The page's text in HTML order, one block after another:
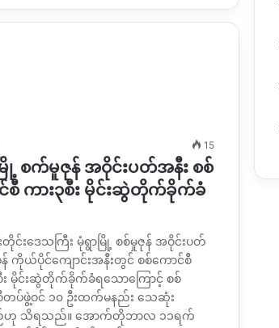
15
ြို့ စက်မူဇုန် အဝိုင်းပတ်အနီး စစ်
စီ ကား၃စီး မိုင်းဆွဲတိုက်ခိုက်ခံ
င်းဒေသကြီး မုံရွာမြို့ စစ်မှုဇုန် အဝိုင်းပတ်
န် ကိုယ်ပိုင်ကျောင်းအနီးတွင် စစ်ကောင်စီ
း မိုင်းဆွဲတိုက်ခိုက်ခံရသောကြောင့် စစ်
တပ်ဖွဲ့ဝင် ၁၀ ဦးထက်မနည်း သေဆုံး
သိရသည်။ အောက်တိုဘာလ ၁၁ရက်